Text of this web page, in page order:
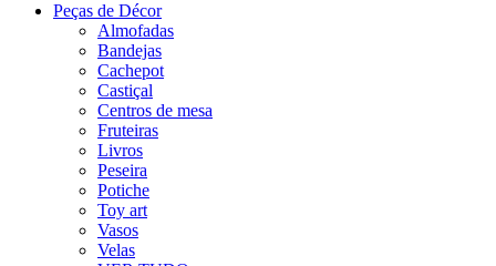
Peças de Décor
Almofadas
Bandejas
Cachepot
Castiçal
Centros de mesa
Fruteiras
Livros
Peseira
Potiche
Toy art
Vasos
Velas